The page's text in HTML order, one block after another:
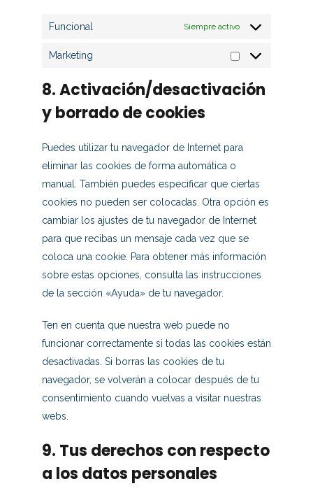
Funcional Siempre activo
Marketing
8. Activación/desactivación
y borrado de cookies
Puedes utilizar tu navegador de Internet para
eliminar las cookies de forma automática o
manual. También puedes especificar que ciertas
cookies no pueden ser colocadas. Otra opción es
cambiar los ajustes de tu navegador de Internet
para que recibas un mensaje cada vez que se
coloca una cookie. Para obtener más información
sobre estas opciones, consulta las instrucciones
de la sección «Ayuda» de tu navegador.
Ten en cuenta que nuestra web puede no
funcionar correctamente si todas las cookies están
desactivadas. Si borras las cookies de tu
navegador, se volverán a colocar después de tu
consentimiento cuando vuelvas a visitar nuestras
webs.
9. Tus derechos con respecto
a los datos personales